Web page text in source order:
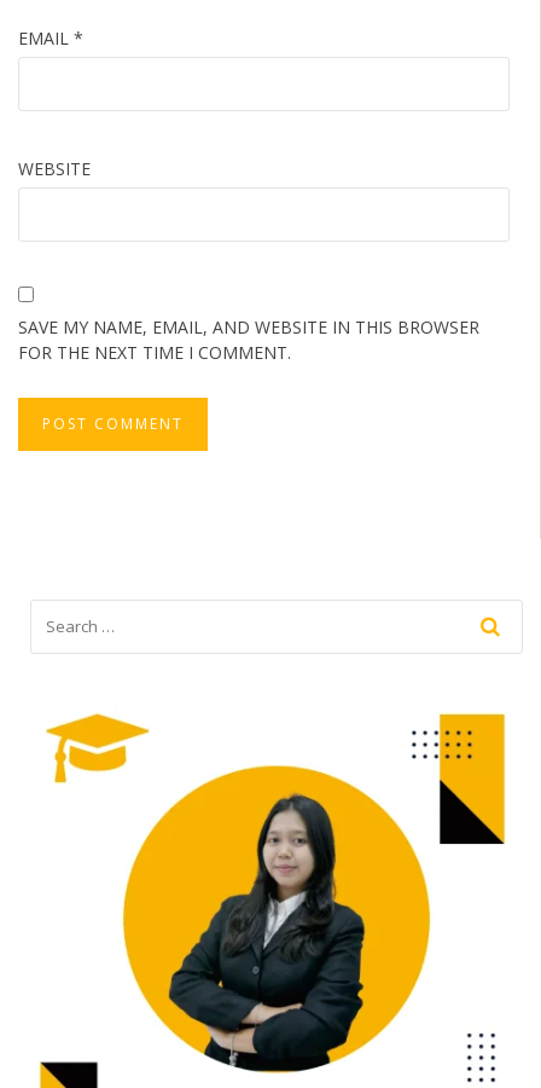
EMAIL *
WEBSITE
SAVE MY NAME, EMAIL, AND WEBSITE IN THIS BROWSER
FOR THE NEXT TIME I COMMENT.